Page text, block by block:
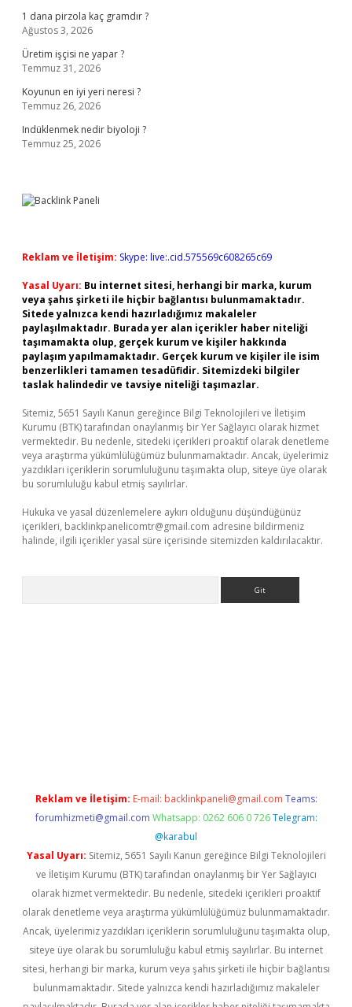
1 dana pirzola kaç gramdır ?
Ağustos 3, 2026
Üretim işçisi ne yapar ?
Temmuz 31, 2026
Koyunun en iyi yeri neresi ?
Temmuz 26, 2026
Indüklenmek nedir biyoloji ?
Temmuz 25, 2026
Reklam ve İletişim: Skype: live:.cid.575569c608265c69
Yasal Uyarı: Bu internet sitesi, herhangi bir marka, kurum
veya şahıs şirketi ile hiçbir bağlantısı bulunmamaktadır.
Sitede yalnızca kendi hazırladığımız makaleler
paylaşılmaktadır. Burada yer alan içerikler haber niteliği
taşımamakta olup, gerçek kurum ve kişiler hakkında
paylaşım yapılmamaktadır. Gerçek kurum ve kişiler ile isim
benzerlikleri tamamen tesadüfidir. Sitemizdeki bilgiler
taslak halindedir ve tavsiye niteliği taşımazlar.
Sitemiz, 5651 Sayılı Kanun gereğince Bilgi Teknolojileri ve İletişim
Kurumu (BTK) tarafından onaylanmış bir Yer Sağlayıcı olarak hizmet
vermektedir. Bu nedenle, sitedeki içerikleri proaktif olarak denetleme
veya araştırma yükümlülüğümüz bulunmamaktadır. Ancak, üyelerimiz
yazdıkları içeriklerin sorumluluğunu taşımakta olup, siteye üye olarak
bu sorumluluğu kabul etmiş sayılırlar.
Hukuka ve yasal düzenlemelere aykırı olduğunu düşündüğünüz
içerikleri, backlinkpanelicomtr@gmail.com adresine bildirmeniz
halinde, ilgili içerikler yasal süre içerisinde sitemizden kaldırılacaktır.
Reklam ve İletişim: E-mail: backlinkpaneli@gmail.com Teams:
forumhizmeti@gmail.com Whatsapp: 0262 606 0 726 Telegram:
@karabul
Yasal Uyarı: Sitemiz, 5651 Sayılı Kanun gereğince Bilgi Teknolojileri
ve İletişim Kurumu (BTK) tarafından onaylanmış bir Yer Sağlayıcı
olarak hizmet vermektedir. Bu nedenle, sitedeki içerikleri proaktif
olarak denetleme veya araştırma yükümlülüğümüz bulunmamaktadır.
Ancak, üyelerimiz yazdıkları içeriklerin sorumluluğunu taşımakta olup,
siteye üye olarak bu sorumluluğu kabul etmiş sayılırlar. Bu internet
sitesi, herhangi bir marka, kurum veya şahıs şirketi ile hiçbir bağlantısı
bulunmamaktadır. Sitede yalnızca kendi hazırladığımız makaleler